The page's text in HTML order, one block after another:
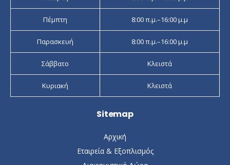
Πέμπτη 8:00 π.μ.–16:00 μ.μ
Παρασκευή 8:00 π.μ.–16:00 μ.μ
Σάββατο Κλειστά
Κυριακή Κλειστά
Sitemap
Αρχική
Εταιρεία & Εξοπλισμός